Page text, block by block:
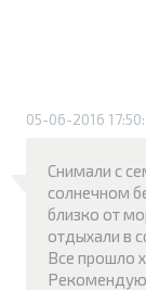
05-06-2016
Снимали с
солнечном
близко от
отдыхали в
Все прошло